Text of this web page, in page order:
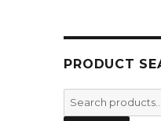
PRODUCT
Search
for: